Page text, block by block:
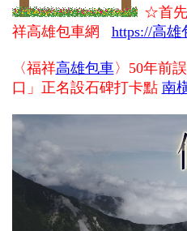
☆首
祥高雄包車網 https://高雄
〈福祥高雄包車〉50年前
口」正名設石碑打卡點 南